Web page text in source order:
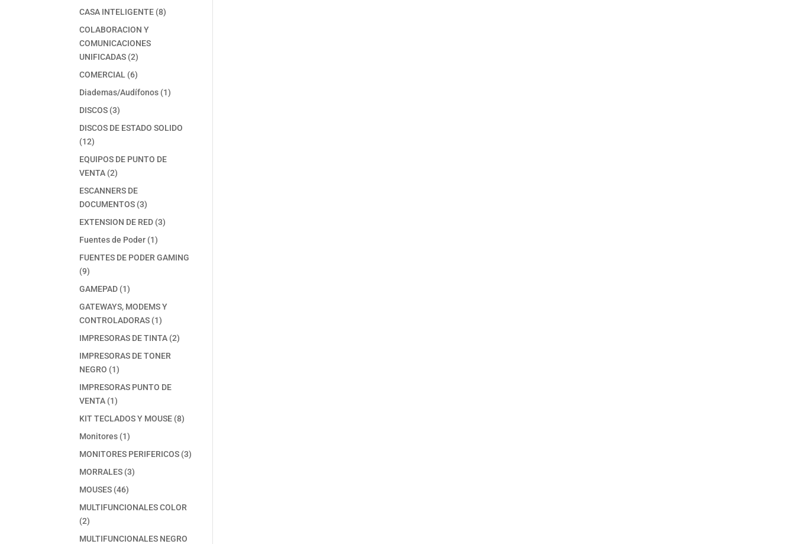
CASA INTELIGENTE 88
COLABORACION Y
COMUNICACIONES
UNIFICADAS 22
productos
COMERCIAL 66
productos
Diademas/Audífonos 11
DISCOS 33
productos
DISCOS DE ESTADO SOLIDO
1212
productos
EQUIPOS DE PUNTO DE
VENTA 22
productos
ESCANNERS DE
DOCUMENTOS 33
productos
EXTENSION DE RED 33
Fuentes de Poder 11
producto
FUENTES DE PODER GAMING
99
productos
GAMEPAD 11
producto
GATEWAYS, MODEMS Y
CONTROLADORAS 11
producto
IMPRESORAS DE TINTA 22
IMPRESORAS DE TONER
NEGRO
11
producto
IMPRESORAS PUNTO DE
VENTA 11
producto
KIT TECLADOS Y MOUSE 88
Monitores 11
producto
MONITORES PERIFERICOS 33
MORRALES 33
MOUSES 4646
productos
MULTIFUNCIONALES COLOR
22
productos
MULTIFUNCIONALES NEGRO